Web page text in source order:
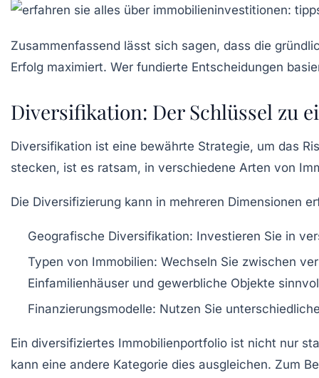
Zusammenfassend lässt sich sagen, dass die
Erfolg maximiert. Wer fundierte Entscheidungen
Diversifikation: Der Schlüssel zu
Diversifikation ist eine bewährte Strategie, um das
stecken, ist es ratsam, in verschiedene Arten von
Die Diversifizierung kann in mehreren Dimensionen
Geografische Diversifikation: Investieren Sie in
Typen von Immobilien: Wechseln Sie zwischen
Einfamilienhäuser und gewerbliche Objekte
Finanzierungsmodelle: Nutzen Sie
Ein diversifiziertes Immobilienportfolio ist nicht nur
kann eine andere Kategorie dies ausgleichen. Zum